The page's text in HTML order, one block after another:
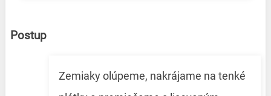
Postup
Zemiaky olúpeme, nakrájame na tenké